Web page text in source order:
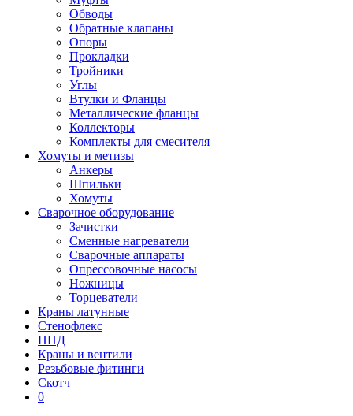
Обводы
Обратные клапаны
Опоры
Прокладки
Тройники
Углы
Втулки и Фланцы
Металлические фланцы
Коллекторы
Комплекты для смесителя
Хомуты и метизы
Анкеры
Шпильки
Хомуты
Сварочное оборудование
Зачистки
Сменные нагреватели
Сварочные аппараты
Опрессовочные насосы
Ножницы
Торцеватели
Краны латунные
Стенофлекс
ПНД
Краны и вентили
Резьбовые фитинги
Скотч
0